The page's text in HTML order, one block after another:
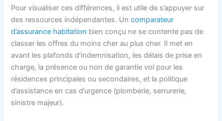
Pour visualiser ces différences, il est utile de s’appuyer sur
des ressources indépendantes. Uncomparateur
d’assurance habitation bien conçu ne se contente pas de
classer les offres du moins cher au plus cher. Il met en
avant les plafonds d’indemnisation, les délais de prise en
charge, la présence ou non de garantie vol pour les
résidences principales ou secondaires, et la politique
d’assistance en cas d’urgence (plomberie, serrurerie,
sinistre majeur).